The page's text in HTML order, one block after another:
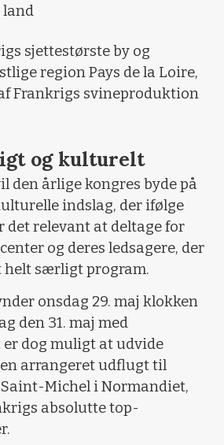
land
sjettestørste by og
region Pays de la Loire,
Frankrigs svineproduktion
og kulturelt
den årlige kongres byde på
indslag, der ifølge
det relevant at deltage for
og deres ledsagere, der
helt særligt program.
onsdag 29. maj klokken
den 31. maj med
er dog muligt at udvide
arrangeret udflugt til
Michel i Normandiet,
absolutte top-